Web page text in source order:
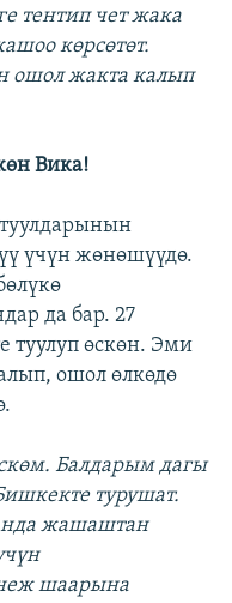
тентип чет жака
көрсөтөт.
жакта калып
Вика!
үчүн жөнөшүүдө.
да бар. 27
туулуп өскөн. Эми
ошол өлкөдө
Балдарым дагы
турушат.
жашаштан
шаарына